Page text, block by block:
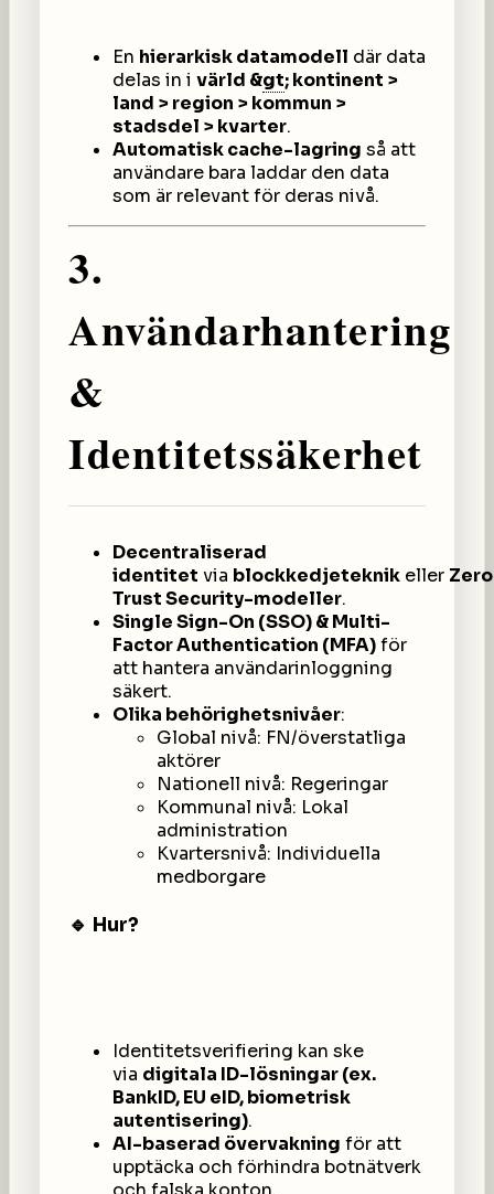
En hierarkisk datamodell där data
delas in i värld &gt; kontinent >
land > region > kommun >
stadsdel > kvarter.
Automatisk cache-lagring så att
användare bara laddar den data
som är relevant för deras nivå.
3.
Användarhantering
&
Identitetssäkerhet
Decentraliserad
identitet via blockkedjeteknik eller Zero
Trust Security-modeller.
Single Sign-On (SSO) & Multi-
Factor Authentication (MFA)för
att hantera användarinloggning
säkert.
Olika behörighetsnivåer:
Global nivå: FN/överstatliga
aktörer
Nationell nivå: Regeringar
Kommunal nivå: Lokal
administration
Kvartersnivå: Individuella
medborgare
🔹 Hur?
Identitetsverifiering kan ske
via digitala ID-lösningar (ex.
BankID, EU eID, biometrisk
autentisering).
AI-baserad övervakning för att
upptäcka och förhindra botnätverk